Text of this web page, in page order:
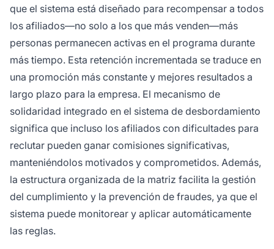
que el sistema está diseñado para recompensar a todos
los afiliados—no solo a los que más venden—más
personas permanecen activas en el programa durante
más tiempo. Esta retención incrementada se traduce en
una promoción más constante y mejores resultados a
largo plazo para la empresa. El mecanismo de
solidaridad integrado en el sistema de desbordamiento
significa que incluso los afiliados con dificultades para
reclutar pueden ganar comisiones significativas,
manteniéndolos motivados y comprometidos. Además,
la estructura organizada de la matriz facilita la gestión
del cumplimiento y la prevención de fraudes, ya que el
sistema puede monitorear y aplicar automáticamente
las reglas.